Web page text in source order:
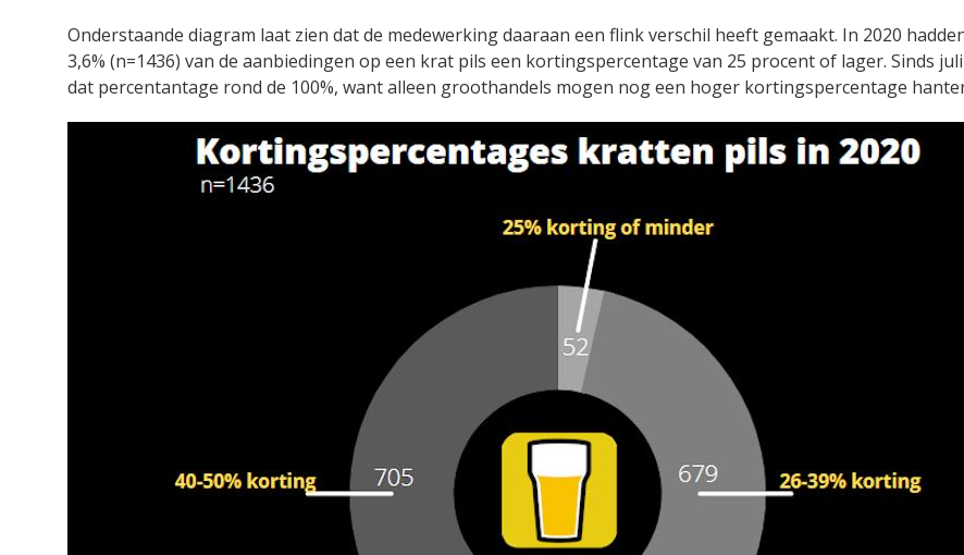
Onderstaande diagram laat zien dat de medewerking daaraan een flink verschil heeft gemaakt. In 2020
3,6% (n=1436) van de aanbiedingen op een krat pils een kortingspercentage van 25 procent of lager. Sinds
dat percentantage rond de 100%, want alleen groothandels mogen nog een hoger kortingspercentage